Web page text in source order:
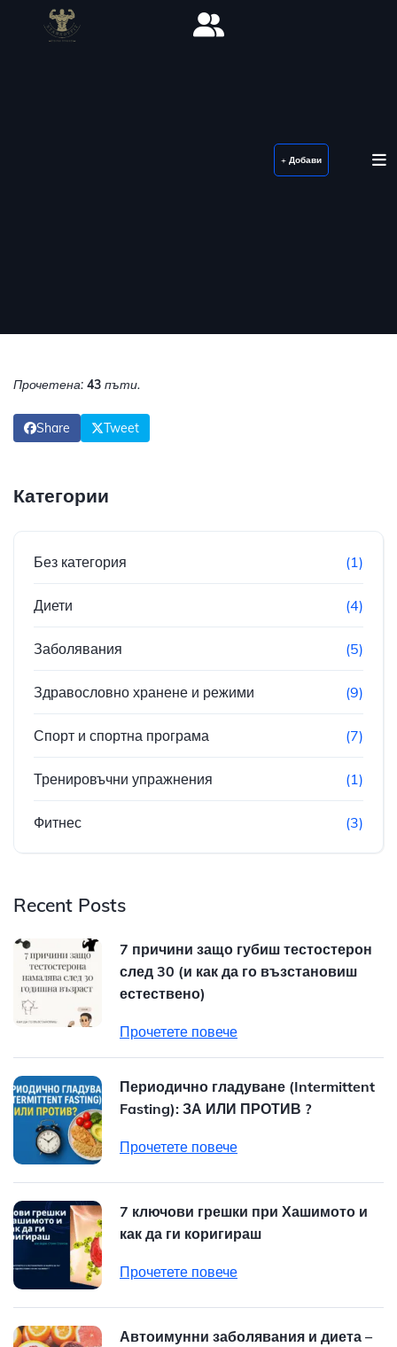
+ Добави
Прочетена: 43 пъти.
Share Tweet
Категории
Без категория (1)
Диети (4)
Заболявания (5)
Здравословно хранене и режими (9)
Спорт и спортна програма (7)
Тренировъчни упражнения (1)
Фитнес (3)
Recent Posts
7 причини защо губиш тестостерон
след 30 (и как да го възстановиш
естествено)
Прочетете повече
Периодично гладуване (Intermittent
Fasting): ЗА ИЛИ ПРОТИВ ?
Прочетете повече
7 ключови грешки при Хашимото и
как да ги коригираш
Прочетете повече
Автоимунни заболявания и диета –